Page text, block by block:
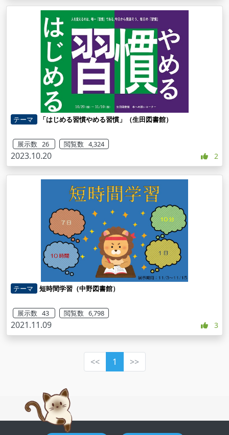
テーマ 「はじめる習慣やめる習慣」（生田図書館）
展示数 26 閲覧数 4,324
2023.10.20 2
テーマ 短時間学習（中野図書館）
展示数 43 閲覧数 6,798
2021.11.09 3
<< 1 >>